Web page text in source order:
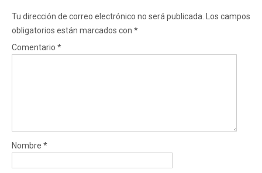
Tu dirección de correo electrónico no será publicada. Los campos
obligatorios están marcados con *
Comentario *
Nombre *